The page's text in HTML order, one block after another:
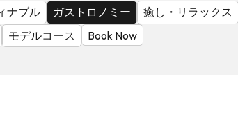
ナブル ガストロノミー 癒し・リラックス
モデルコース Book Now